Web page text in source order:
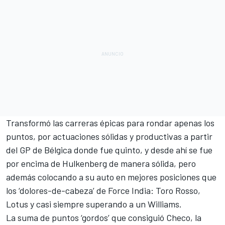
Transformó las carreras épicas para rondar apenas los
puntos, por actuaciones sólidas y productivas a partir
del GP de Bélgica donde fue quinto, y desde ahí se fue
por encima de Hulkenberg de manera sólida, pero
además colocando a su auto en mejores posiciones que
los ‘dolores-de-cabeza’ de Force India: Toro Rosso,
Lotus y casi siempre superando a un Williams.
La suma de puntos ‘gordos’ que consiguió Checo, la